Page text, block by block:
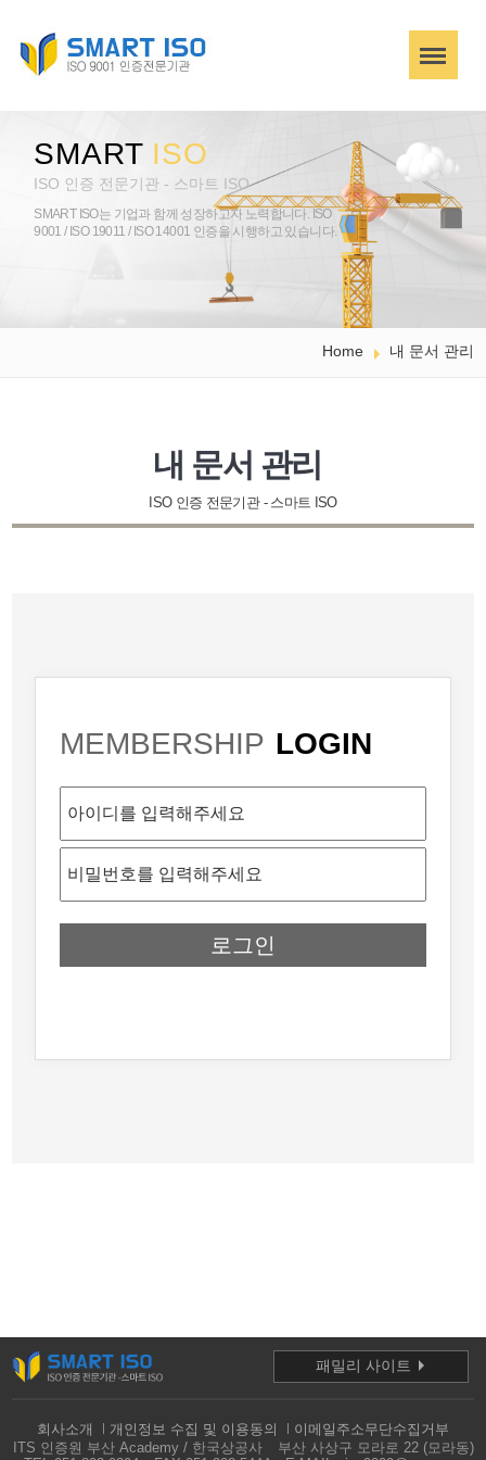
SMART ISO
ISO 인증 전문기관 - 스마트 ISO
SMART ISO는 기업과 함께 성장하고자 노력합니다. ISO
9001 / ISO 19011 / ISO 14001 인증을 시행하고 있습니다.
Home 내 문서 관리
내 문서 관리
ISO 인증 전문기관 - 스마트 ISO
MEMBERSHIP LOGIN
로그인
회사소개 개인정보 수집 및 이용동의
이메일주소무단수집거부
ITS 인증원 부산 Academy / 한국상공사
부산 사상구 모라로 22 (모라동)
패밀리 사이트